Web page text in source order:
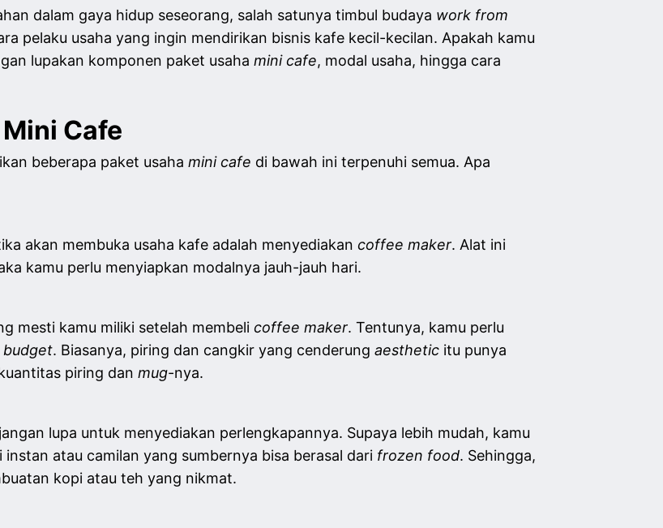
dalam gaya hidup seseorang, salah satunya timbul budaya work from
pelaku usaha yang ingin mendirikan bisnis kafe kecil-kecilan. Apakah kamu
lupakan komponen paket usaha mini cafe, modal usaha, hingga cara
Cafe
beberapa paket usaha mini cafe di bawah ini terpenuhi semua. Apa
akan membuka usaha kafe adalah menyediakan coffee maker. Alat ini
kamu perlu menyiapkan modalnya jauh-jauh hari.
mesti kamu miliki setelah membeli coffee maker. Tentunya, kamu perlu
budget. Biasanya, piring dan cangkir yang cenderung aesthetic itu punya
piring dan mug-nya.
lupa untuk menyediakan perlengkapannya. Supaya lebih mudah, kamu
atau camilan yang sumbernya bisa berasal dari frozen food. Sehingga,
kopi atau teh yang nikmat.